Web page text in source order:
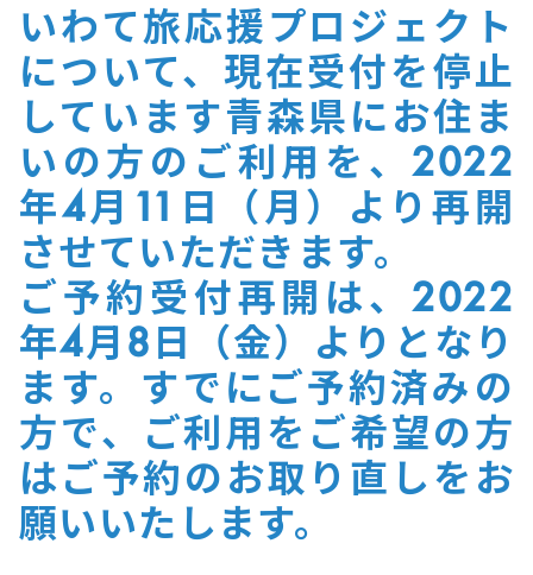
いわて旅応援プロジェクト
について、現在受付を停止
しています青森県にお住ま
いの方のご利用を、2022
年4月11日（月）より再開
させていただきます。
ご予約受付再開は、2022
年4月8日（金）よりとなり
ます。すでにご予約済みの
方で、ご利用をご希望の方
はご予約のお取り直しをお
願いいたします。